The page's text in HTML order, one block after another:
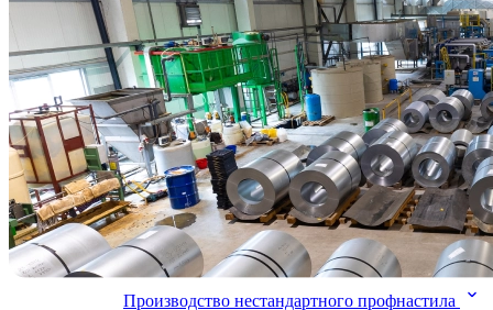
Производство нестандартного профнастила